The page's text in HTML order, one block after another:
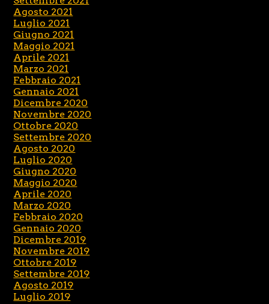
Agosto 2021
Luglio 2021
Giugno 2021
Maggio 2021
Aprile 2021
Marzo 2021
Febbraio 2021
Gennaio 2021
Dicembre 2020
Novembre 2020
Ottobre 2020
Settembre 2020
Agosto 2020
Luglio 2020
Giugno 2020
Maggio 2020
Aprile 2020
Marzo 2020
Febbraio 2020
Gennaio 2020
Dicembre 2019
Novembre 2019
Ottobre 2019
Settembre 2019
Agosto 2019
Luglio 2019